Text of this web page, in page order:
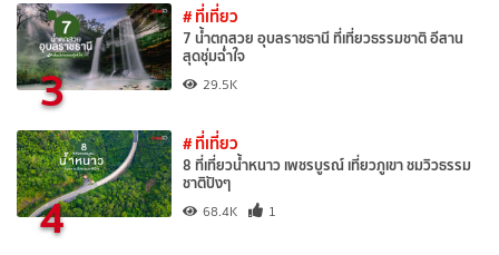
3
# ที่เที่ยว
7 น้ำตกสวย อุบลราชธานี ที่เที่ยวธรรมชาติ อีสาน
สุดชุ่มฉ่ำใจ
29.5K
4
# ที่เที่ยว
8 ที่เที่ยวน้ำหนาว เพชรบูรณ์ เที่ยวภูเขา ชมวิวธรรม
ชาติปังๆ
68.4K 1